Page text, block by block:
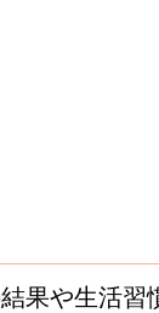
果や生活